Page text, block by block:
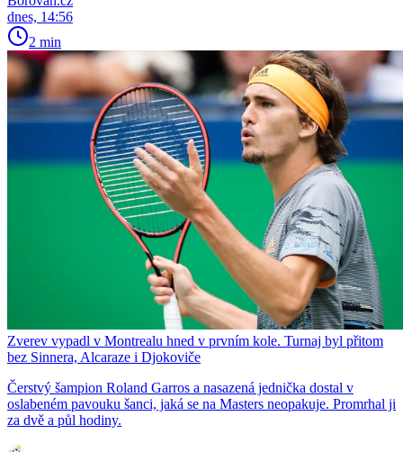
dnes, 14:56
2 min
Zverev vypadl v Montrealu hned v prvním kole. Turnaj byl přitom
bez Sinnera, Alcaraze i Djokoviče
Čerstvý šampion Roland Garros a nasazená jednička dostal v
oslabeném pavouku šanci, jaká se na Masters neopakuje. Promrhal ji
za dvě a půl hodiny.